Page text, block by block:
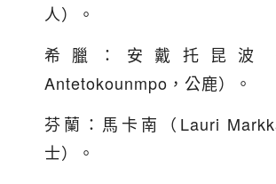
人）。
希臘：安戴托昆波（
Antetokounmpo，公鹿）。
芬蘭：馬卡南（Lauri
士）。